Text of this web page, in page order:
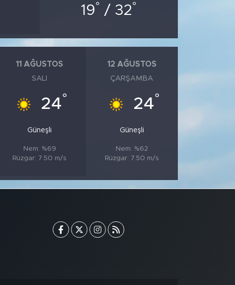
19° / 32°
11 AĞUSTOS
SALI
24°
Güneşli
Nem: %69
Rüzgar: 7.50 m/s
12 AĞUSTOS
ÇARŞAMBA
24°
Güneşli
Nem: %62
Rüzgar: 7.50 m/s